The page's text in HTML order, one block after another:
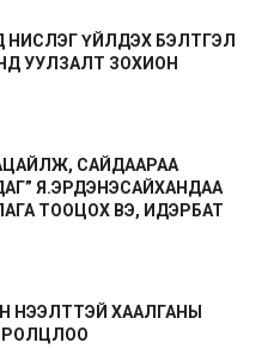
НИСЛЭГ ҮЙЛДЭХ БЭЛТГЭЛ
УУЛЗАЛТ ЗОХИОН
САЙДААРАА
Я.ЭРДЭНЭСАЙХАНДАА
ТООЦОХ ВЭ, ИДЭРБАТ
НЭЭЛТТЭЙ ХААЛГАНЫ